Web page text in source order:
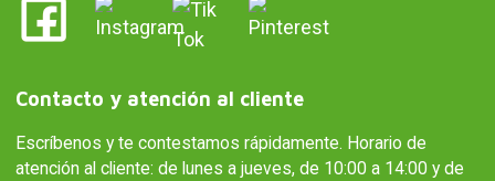
Contacto y atención al cliente
Escríbenos y te contestamos rápidamente. Horario de
atención al cliente: de lunes a jueves, de 10:00 a 14:00 y de